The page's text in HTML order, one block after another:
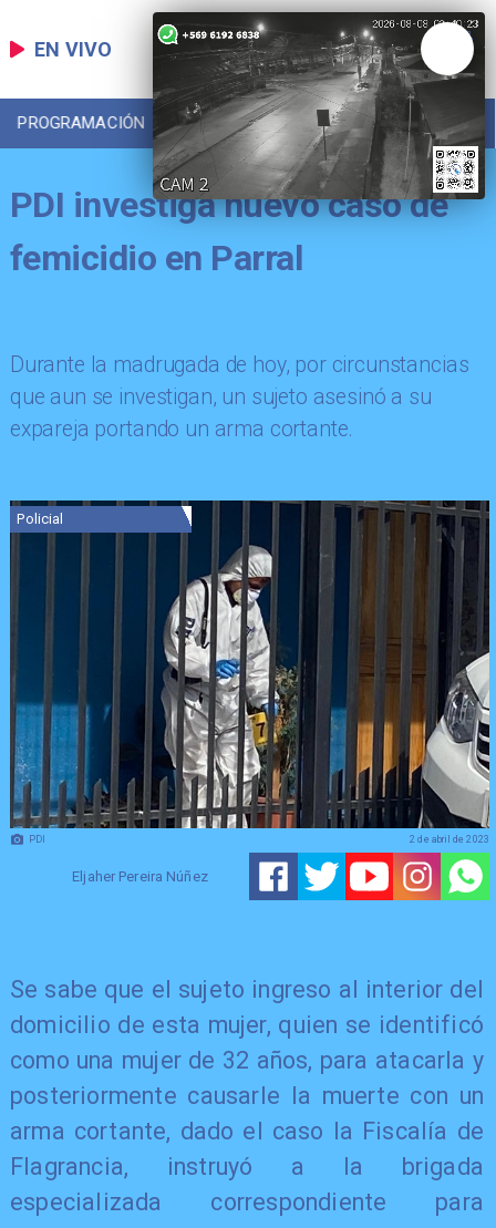
EN VIVO
PROGRAMACIÓN LOCAL DEPORTES
PDI investiga nuevo caso de
femicidio en Parral
Durante la madrugada de hoy, por circunstancias
que aun se investigan, un sujeto asesinó a su
expareja portando un arma cortante.
PDI
Policial
Eljaher Pereira Núñez
2 de abril de 2023
Se sabe que el sujeto ingreso al interior del
domicilio de esta mujer, quien se identificó
como una mujer de 32 años, para atacarla y
posteriormente causarle la muerte con un
arma cortante, dado el caso la Fiscalía de
Flagrancia, instruyó a la brigada
especializada correspondiente para